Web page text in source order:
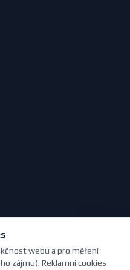
webu a pro měření
zájmu). Reklamní cookies